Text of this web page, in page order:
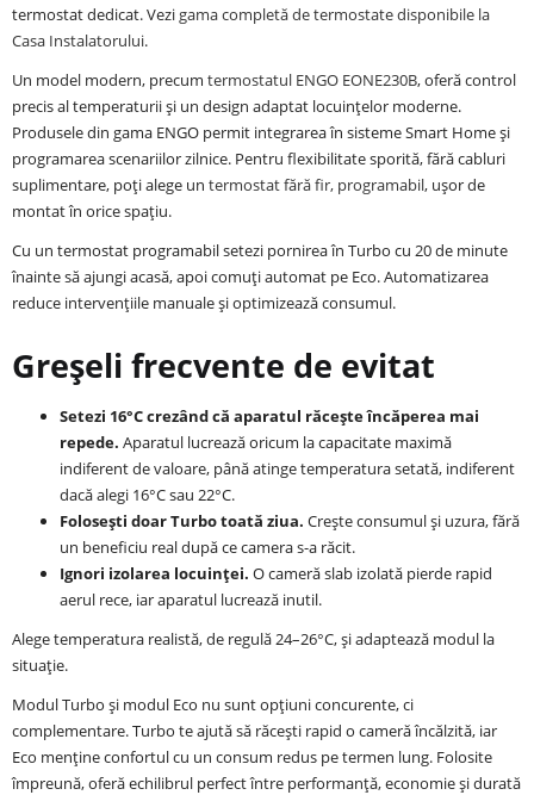
termostat dedicat. Vezigama completă de termostate disponibile la
Casa Instalatorului.
Un model modern, precum termostatul ENGO EONE230B, oferă control
precis al temperaturii și un design adaptat locuințelor moderne.
Produsele din gama ENGO permit integrarea în sisteme Smart Home și
programarea scenariilor zilnice. Pentru flexibilitate sporită, fără cabluri
suplimentare, poți alege un termostat fără fir, programabil, ușor de
montat în orice spațiu.
Cu un termostat programabil setezi pornirea în Turbo cu 20 de minute
înainte să ajungi acasă, apoi comuți automat pe Eco. Automatizarea
reduce intervențiile manuale și optimizează consumul.
Greșeli frecvente de evitat
Setezi 16°C crezând că aparatul răcește încăperea mai
repede. Aparatul lucrează oricum la capacitate maximă
indiferent de valoare, până atinge temperatura setată, indiferent
dacă alegi 16°C sau 22°C.
Folosești doar Turbo toată ziua. Crește consumul și uzura, fără
un beneficiu real după ce camera s-a răcit.
Ignori izolarea locuinței. O cameră slab izolată pierde rapid
aerul rece, iar aparatul lucrează inutil.
Alege temperatura realistă, de regulă 24–26°C, și adaptează modul la
situație.
Modul Turbo și modul Eco nu sunt opțiuni concurente, ci
complementare. Turbo te ajută să răcești rapid o cameră încălzită, iar
Eco menține confortul cu un consum redus pe termen lung. Folosite
împreună, oferă echilibrul perfect între performanță, economie și durată